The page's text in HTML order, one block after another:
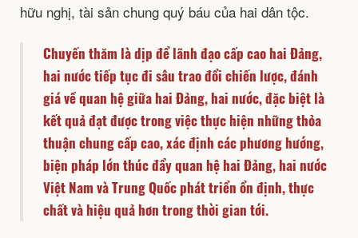
hữu nghị, tài sản chung quý báu của hai dân tộc.
Chuyến thăm là dịp để lãnh đạo cấp cao hai Đảng,
hai nước tiếp tục đi sâu trao đổi chiến lược, đánh
giá về quan hệ giữa hai Đảng, hai nước, đặc biệt là
kết quả đạt được trong việc thực hiện những thỏa
thuận chung cấp cao, xác định các phương hướng,
biện pháp lớn thúc đẩy quan hệ hai Đảng, hai nước
Việt Nam và Trung Quốc phát triển ổn định, thực
chất và hiệu quả hơn trong thời gian tới.